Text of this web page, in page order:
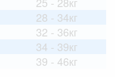
28 - 34кг
32 - 36кг
34 - 39кг
39 - 46кг